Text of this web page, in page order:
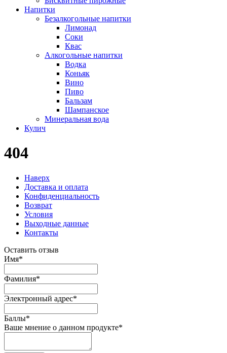
Напитки
Безалкогольные напитки
Лимонад
Соки
Квас
Алкогольные напитки
Водка
Коньяк
Вино
Пиво
Бальзам
Шампанское
Минеральная вода
Кулич
404
Наверх
Доставка и оплата
Конфиденциальность
Возврат
Условия
Выходные данные
Контакты
Оставить отзыв
Имя*
Фамилия*
Электронный адрес*
Баллы*
Ваше мнение о данном продукте*